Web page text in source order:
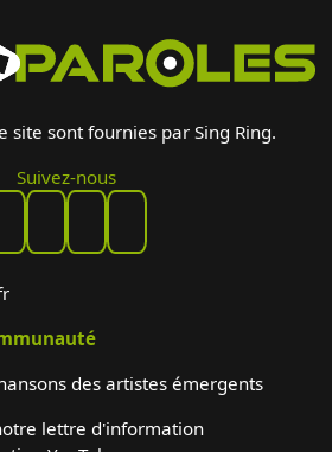
site sont fournies par Sing Ring.
Suivez-nous
des artistes émergents
lettre d'information